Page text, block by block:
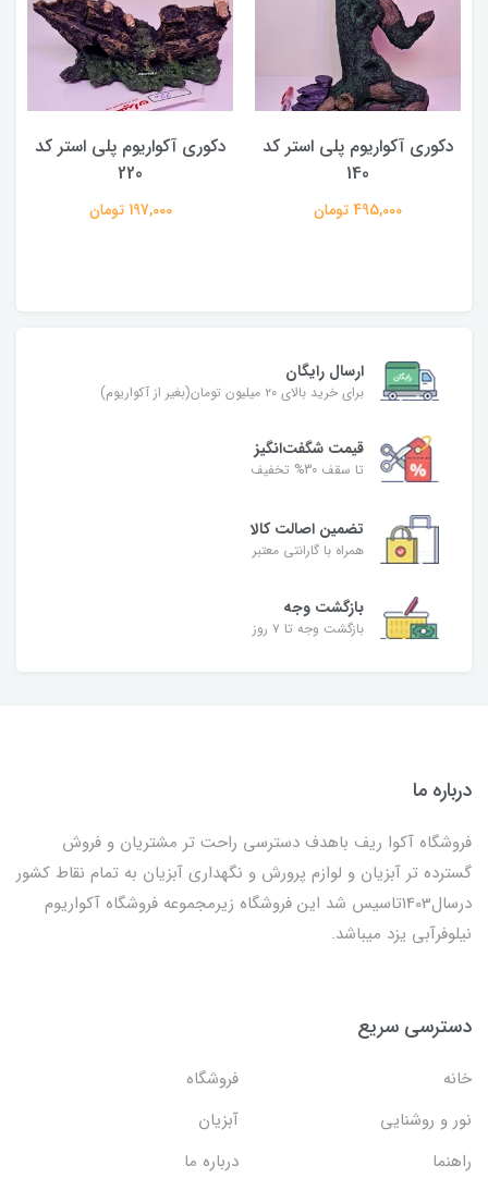
دکوری آکواریوم پلی استر کد
140
495,000 تومان
دکوری آکواریوم پلی استر کد
220
197,000 تومان
ارسال رایگان
برای خرید بالای ۲۰ میلیون تومان(بغیر از آکواریوم)
قیمت شگفت‌انگیز
تا سقف 30% تخفیف
تضمین اصالت کالا
همراه با گارانتی معتبر
بازگشت وجه
بازگشت وجه تا ۷ روز
درباره ما
فروشگاه آکوا ریف باهدف دسترسی راحت تر مشتریان و فروش
گسترده تر آبزیان و لوازم پرورش و نگهداری آبزیان به تمام نقاط کشور
درسال1403تاسیس شد این فروشگاه زیرمجموعه فروشگاه آکواریوم
نیلوفرآبی یزد میباشد.
دسترسی سریع
خانه
فروشگاه
نور و روشنایی
آبزیان
راهنما
درباره ما